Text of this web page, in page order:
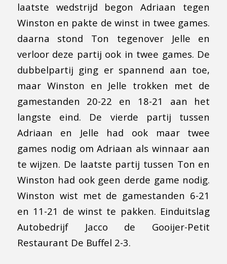
laatste wedstrijd begon Adriaan tegen
Winston en pakte de winst in twee games.
daarna stond Ton tegenover Jelle en
verloor deze partij ook in twee games. De
dubbelpartij ging er spannend aan toe,
maar Winston en Jelle trokken met de
gamestanden 20-22 en 18-21 aan het
langste eind. De vierde partij tussen
Adriaan en Jelle had ook maar twee
games nodig om Adriaan als winnaar aan
te wijzen. De laatste partij tussen Ton en
Winston had ook geen derde game nodig.
Winston wist met de gamestanden 6-21
en 11-21 de winst te pakken. Einduitslag
Autobedrijf Jacco de Gooijer-Petit
Restaurant De Buffel 2-3.